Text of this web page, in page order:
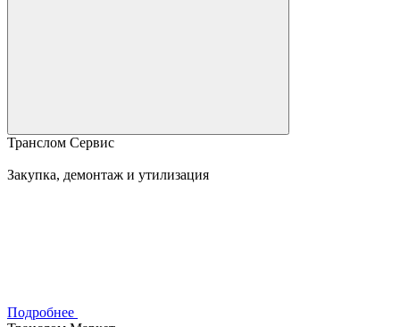
Транслом Сервис
Закупка, демонтаж и утилизация
Подробнее